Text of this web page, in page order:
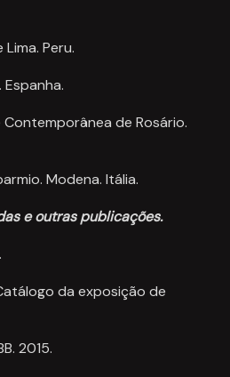
Peru.
Espanha.
Contemporânea de Rosário.
Modena. Itália.
e outras publicações.
da exposição de
2015.